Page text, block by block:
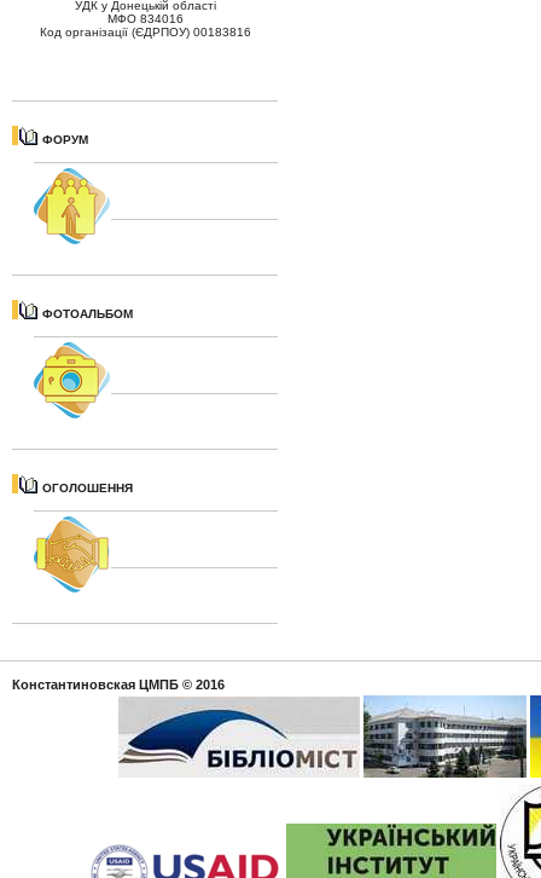
УДК у Донецькій області
МФО 834016
Код організації (ЄДРПОУ) 00183816
ФОРУМ
ФОТОАЛЬБОМ
ОГОЛОШЕННЯ
Константиновская ЦМПБ © 2016